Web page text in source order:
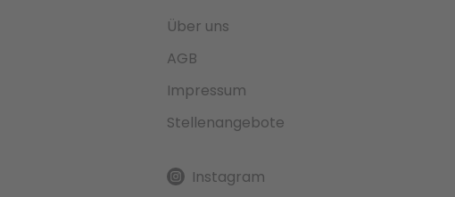
Über uns
AGB
Impressum
Stellenangebote
Instagram